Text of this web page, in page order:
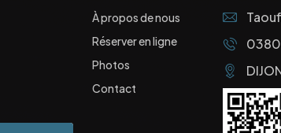
À propos de nous
Réserver en ligne
Photos
Contact